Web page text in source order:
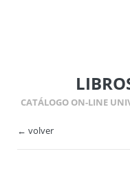
CATÁLOGO ON-LINE
← volver